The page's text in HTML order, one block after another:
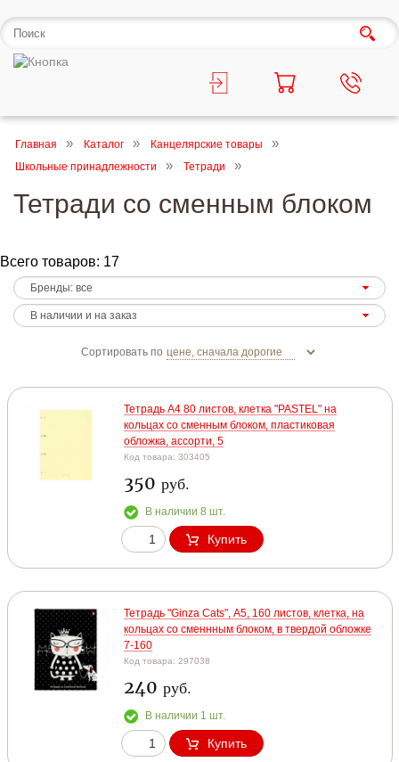
Главная Каталог
Канцелярские товары
Школьные принадлежности
Тетради
Тетради со сменным блоком
Всего товаров: 17
Сортировать по
Тетрадь А4 80 листов, клетка "PASTEL" на
кольцах со сменным блоком, пластиковая
обложка, ассорти, 5
Код товара: 303405
350 руб.
В наличии 8 шт.
Купить
Тетрадь "Ginza Cats", А5, 160 листов, клетка, на
кольцах со сменнным блоком, в твердой обложке
7-160
Код товара: 297038
240 руб.
В наличии 1 шт.
Купить